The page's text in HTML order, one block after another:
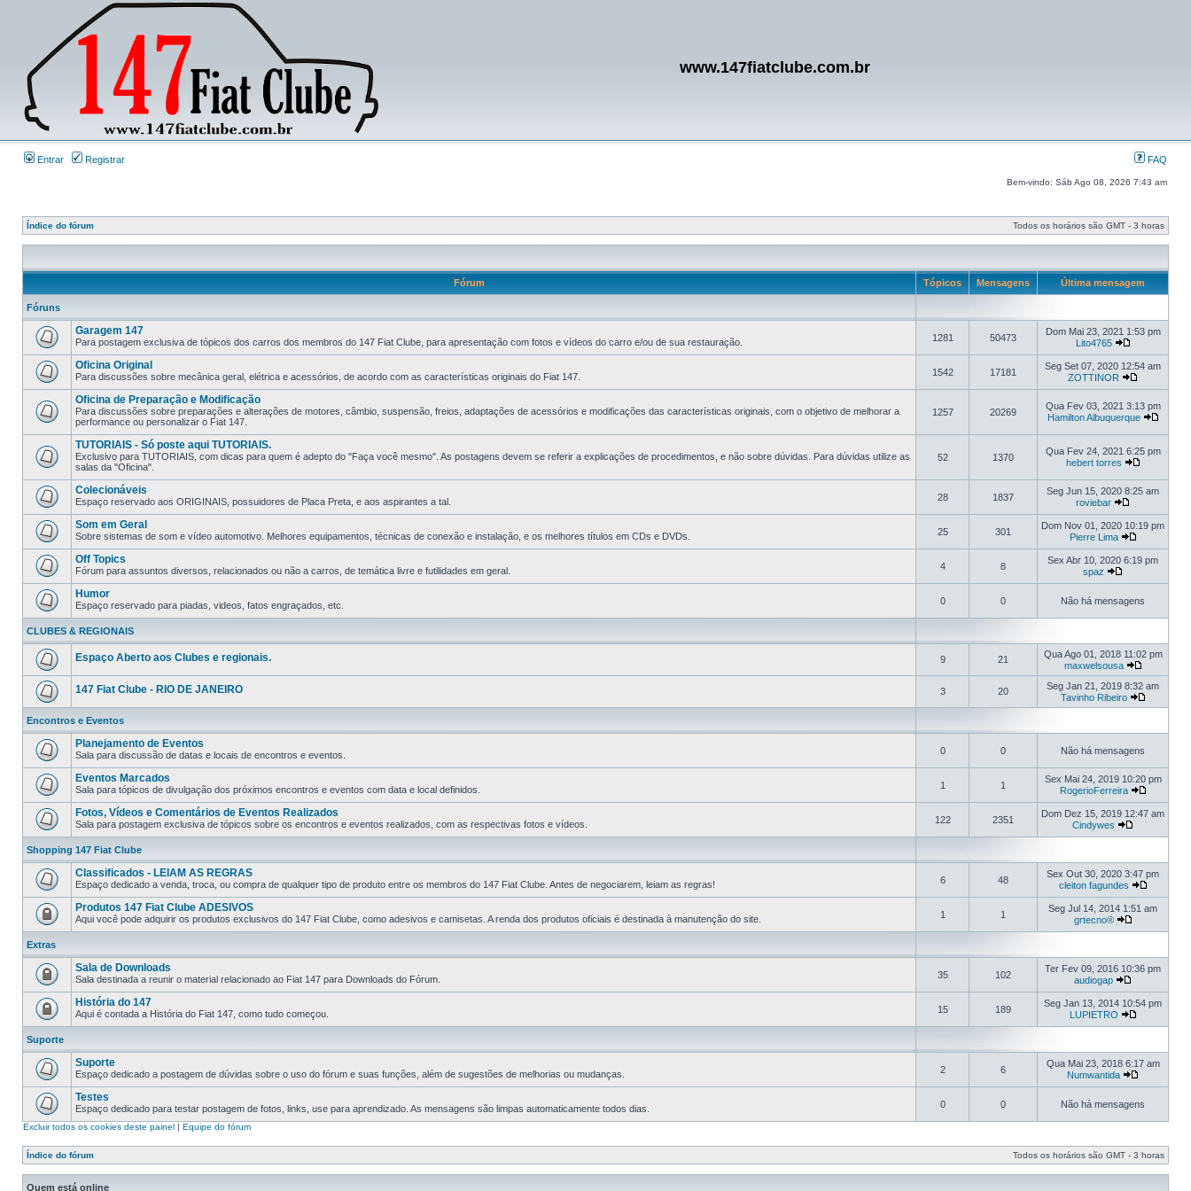
www.147fiatclube.com.br
Entrar Registrar FAQ
Bem-vindo: Sáb Ago 08, 2026 7:43 am
Índice do fórum Todos os horários são GMT - 3 horas
Fórum Tópicos Mensagens Última mensagem
Fóruns
Garagem 147
Para postagem exclusiva de tópicos dos carros dos membros do 147 Fiat Clube, para apresentação com fotos e vídeos do carro e/ou de sua restauração. 1281 50473
Dom Mai 23, 2021 1:53 pm
Lito4765
Oficina Original
Para discussões sobre mecânica geral, elétrica e acessórios, de acordo com as características originais do Fiat 147. 1542 17181
Seg Set 07, 2020 12:54 am
ZOTTINOR
Oficina de Preparação e Modificação
Para discussões sobre preparações e alterações de motores, câmbio, suspensão, freios, adaptações de acessórios e modificações das características originais, com o objetivo de melhorar a
performance ou personalizar o Fiat 147.
1257 20269
Qua Fev 03, 2021 3:13 pm
Hamilton Albuquerque
TUTORIAIS - Só poste aqui TUTORIAIS.
Exclusivo para TUTORIAIS, com dicas para quem é adepto do "Faça você mesmo". As postagens devem se referir a explicações de procedimentos, e não sobre dúvidas. Para dúvidas utilize as
salas da "Oficina".
52 1370
Qua Fev 24, 2021 6:25 pm
hebert torres
Colecionáveis
Espaço reservado aos ORIGINAIS, possuidores de Placa Preta, e aos aspirantes a tal. 28 1837
Seg Jun 15, 2020 8:25 am
roviebar
Som em Geral
Sobre sistemas de som e ví­deo automotivo. Melhores equipamentos, técnicas de conexão e instalação, e os melhores tí­tulos em CDs e DVDs. 25 301
Dom Nov 01, 2020 10:19 pm
Pierre Lima
Off Topics
Fórum para assuntos diversos, relacionados ou não a carros, de temática livre e futilidades em geral. 4 8
Sex Abr 10, 2020 6:19 pm
spaz
Humor
Espaço reservado para piadas, videos, fatos engraçados, etc. 0 0 Não há mensagens
CLUBES & REGIONAIS
Espaço Aberto aos Clubes e regionais. 9 21
Qua Ago 01, 2018 11:02 pm
maxwelsousa
147 Fiat Clube - RIO DE JANEIRO 3 20
Seg Jan 21, 2019 8:32 am
Tavinho Ribeiro
Encontros e Eventos
Planejamento de Eventos
Sala para discussão de datas e locais de encontros e eventos. 0 0 Não há mensagens
Eventos Marcados
Sala para tópicos de divulgação dos próximos encontros e eventos com data e local definidos. 1 1
Sex Mai 24, 2019 10:20 pm
RogerioFerreira
Fotos, Vídeos e Comentários de Eventos Realizados
Sala para postagem exclusiva de tópicos sobre os encontros e eventos realizados, com as respectivas fotos e vídeos. 122 2351
Dom Dez 15, 2019 12:47 am
Cindywes
Shopping 147 Fiat Clube
Classificados - LEIAM AS REGRAS
Espaço dedicado a venda, troca, ou compra de qualquer tipo de produto entre os membros do 147 Fiat Clube. Antes de negociarem, leiam as regras! 6 48
Sex Out 30, 2020 3:47 pm
cleiton fagundes
Produtos 147 Fiat Clube ADESIVOS
Aqui você pode adquirir os produtos exclusivos do 147 Fiat Clube, como adesivos e camisetas. A renda dos produtos oficiais é destinada à manutenção do site. 1 1
Seg Jul 14, 2014 1:51 am
grtecno®
Extras
Sala de Downloads
Sala destinada a reunir o material relacionado ao Fiat 147 para Downloads do Fórum. 35 102
Ter Fev 09, 2016 10:36 pm
audiogap
História do 147
Aqui é contada a História do Fiat 147, como tudo começou. 15 189
Seg Jan 13, 2014 10:54 pm
LUPIETRO
Suporte
Suporte
Espaço dedicado a postagem de dúvidas sobre o uso do fórum e suas funções, além de sugestões de melhorias ou mudanças. 2 6
Qua Mai 23, 2018 6:17 am
Numwantida
Testes
Espaço dedicado para testar postagem de fotos, links, use para aprendizado. As mensagens são limpas automaticamente todos dias. 0 0 Não há mensagens
Excluir todos os cookies deste painel | Equipe do fórum
Índice do fórum Todos os horários são GMT - 3 horas
Quem está online